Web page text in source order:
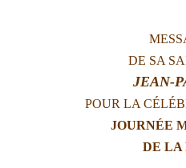
DE SA
JEAN-
POUR LA
JOURNÉE
DE LA